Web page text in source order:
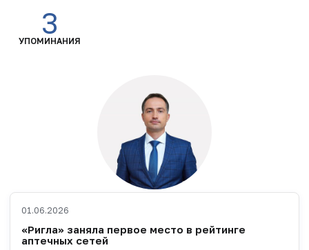
3
УПОМИНАНИЯ
01.06.2026
«Ригла» заняла первое место в рейтинге
аптечных сетей